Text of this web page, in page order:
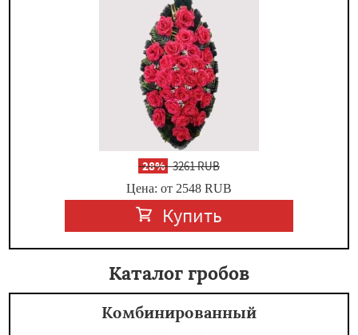
-28%3261 RUB
Цена: от 2548 RUB
Купить
Каталог гробов
Комбинированный